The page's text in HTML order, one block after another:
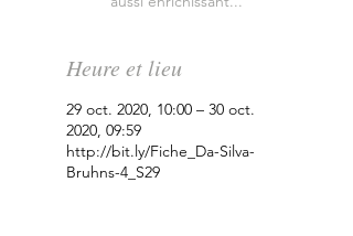
Heure et lieu
29 oct. 2020, 10:00 – 30 oct.
2020, 09:59
http://bit.ly/Fiche_Da-Silva-
Bruhns-4_S29